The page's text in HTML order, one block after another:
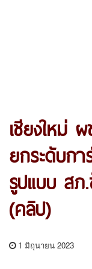
เชียงใหม่
ยกระดับกา
รูปแบบ สภ.
(คลิป)
1 มิถุนายน 2023